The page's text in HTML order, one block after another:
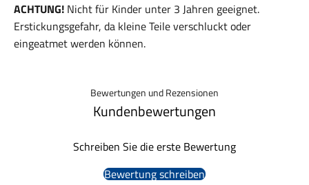
ACHTUNG! Nicht für Kinder unter 3 Jahren geeignet.
Erstickungsgefahr, da kleine Teile verschluckt oder
eingeatmet werden können.
Bewertungen und Rezensionen
Kundenbewertungen
Schreiben Sie die erste Bewertung
Bewertung schreiben